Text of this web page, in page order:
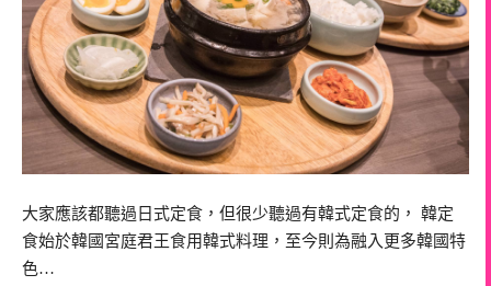
大家應該都聽過日式定食，但很少聽過有韓式定食的， 韓定
食始於韓國宮庭君王食用韓式料理，至今則為融入更多韓國特
色…